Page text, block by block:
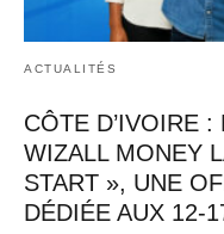
ACTUALITÉS
CÔTE D’IVOIRE
WIZALL MONEY
START », UNE
DÉDIÉE AUX 12-